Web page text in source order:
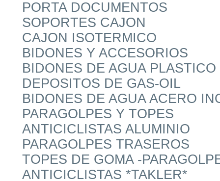
PORTA DOCUMENTOS
SOPORTES CAJON
CAJON ISOTERMICO
BIDONES Y ACCESORIOS
BIDONES DE AGUA PLASTICO
DEPOSITOS DE GAS-OIL
BIDONES DE AGUA ACERO
PARAGOLPES Y TOPES
ANTICICLISTAS ALUMINIO
PARAGOLPES TRASEROS
TOPES DE GOMA -
ANTICICLISTAS *TAKLER*